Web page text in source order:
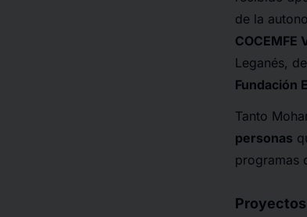
de la
COCEMFE
Leganés,
Fundación
Tanto
personas
programas